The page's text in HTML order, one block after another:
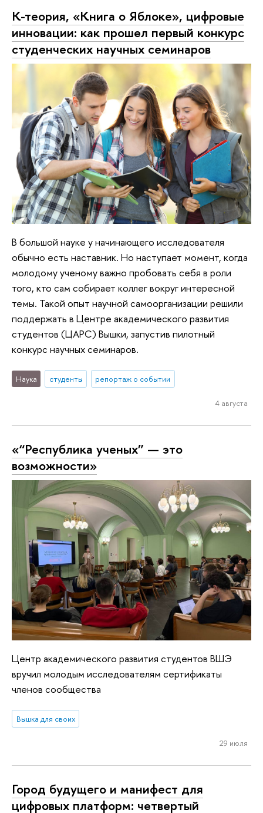
К-теория, «Книга о Яблоке», цифровые
инновации: как прошел первый конкурс
студенческих научных семинаров
В большой науке у начинающего исследователя
обычно есть наставник. Но наступает момент, когда
молодому ученому важно пробовать себя в роли
того, кто сам собирает коллег вокруг интересной
темы. Такой опыт научной самоорганизации решили
поддержать в Центре академического развития
студентов (ЦАРС) Вышки, запустив пилотный
конкурс научных семинаров.
Наука студенты репортаж о событии
4 августа
«“Республика ученых” — это
возможности»
Центр академического развития студентов ВШЭ
вручил молодым исследователям сертификаты
членов сообщества
Вышка для своих
29 июля
Город будущего и манифест для
цифровых платформ: четвертый